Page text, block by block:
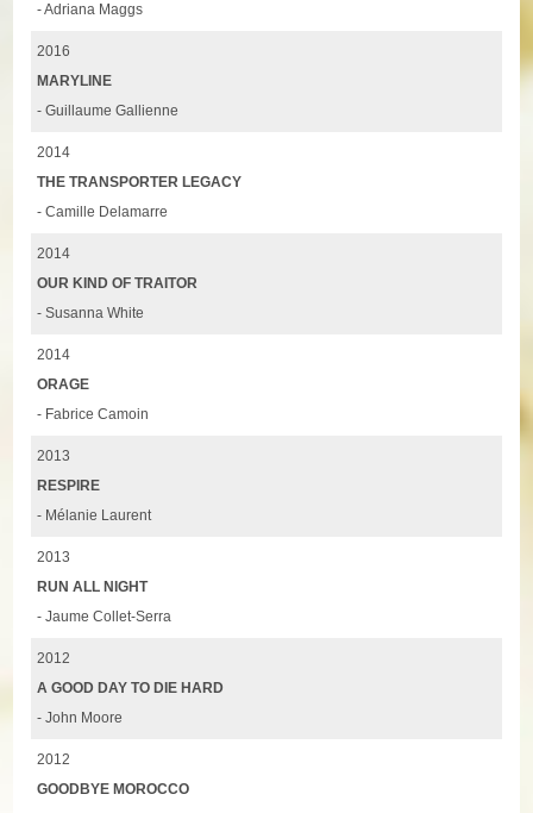
- Adriana Maggs
2016
MARYLINE
- Guillaume Gallienne
2014
THE TRANSPORTER LEGACY
- Camille Delamarre
2014
OUR KIND OF TRAITOR
- Susanna White
2014
ORAGE
- Fabrice Camoin
2013
RESPIRE
- Mélanie Laurent
2013
RUN ALL NIGHT
- Jaume Collet-Serra
2012
A GOOD DAY TO DIE HARD
- John Moore
2012
GOODBYE MOROCCO